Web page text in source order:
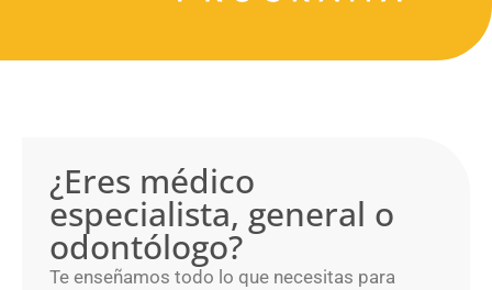
¿Eres médico
especialista, general o
odontólogo?
Te enseñamos todo lo que necesitas para